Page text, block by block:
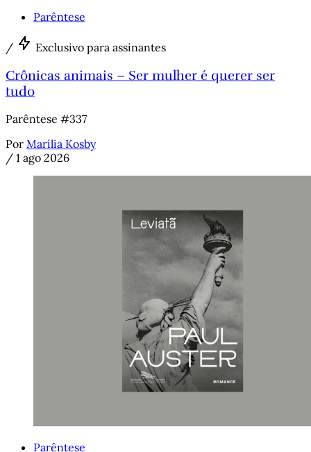
Parêntese
/ Exclusivo para assinantes
Crônicas animais – Ser mulher é querer ser
tudo
Parêntese #337
Por Marília Kosby
/ 1 ago 2026
Parêntese